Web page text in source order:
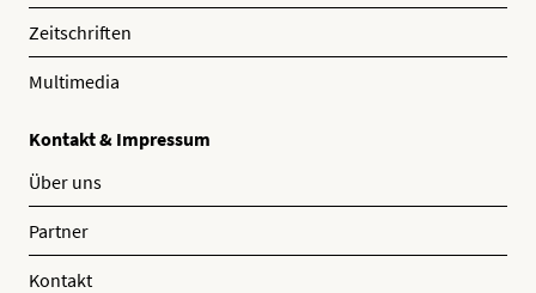
Zeitschriften
Multimedia
Kontakt & Impressum
Über uns
Partner
Kontakt